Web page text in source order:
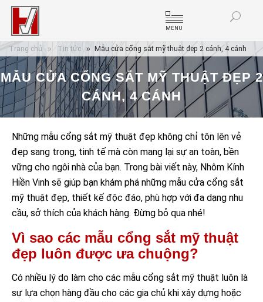
MENU
MẪU CỬA CỔNG SẮT MỸ THUẬT ĐẸP 2
CÁNH, 4 CÁNH
Trang chủ Tin tức Mẫu cửa cổng sắt mỹ thuật đẹp 2 cánh, 4 cánh
Những mẫu cổng sắt mỹ thuật đẹp không chỉ tôn lên vẻ
đẹp sang trọng, tinh tế mà còn mang lại sự an toàn, bền
vững cho ngôi nhà của bạn. Trong bài viết này, Nhôm Kính
Hiền Vinh sẽ giúp bạn khám phá những mẫu cửa cổng sắt
mỹ thuật đẹp, thiết kế độc đáo, phù hợp với đa dạng nhu
cầu, sở thích của khách hàng. Đừng bỏ qua nhé!
Vì sao các mẫu cổng sắt mỹ thuật
đẹp luôn được ưa chuộng?
Có nhiều lý do làm cho các mẫu cổng sắt mỹ thuật luôn là
sự lựa chọn hàng đầu cho các gia chủ khi xây dựng hoặc